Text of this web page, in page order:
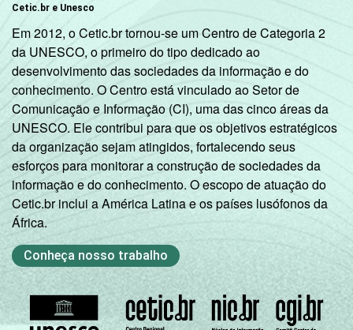
Cetic.br e Unesco
Em 2012, o Cetic.br tornou-se um Centro de Categoria 2
da UNESCO, o primeiro do tipo dedicado ao
desenvolvimento das sociedades da informação e do
conhecimento. O Centro está vinculado ao Setor de
Comunicação e Informação (CI), uma das cinco áreas da
UNESCO. Ele contribui para que os objetivos estratégicos
da organização sejam atingidos, fortalecendo seus
esforços para monitorar a construção de sociedades da
informação e do conhecimento. O escopo de atuação do
Cetic.br inclui a América Latina e os países lusófonos da
África.
Conheça nosso trabalho